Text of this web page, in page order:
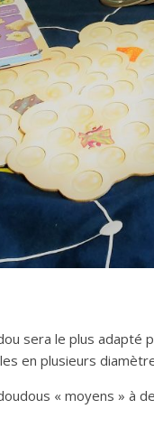
sera le plus
en plusieurs
« moyens »